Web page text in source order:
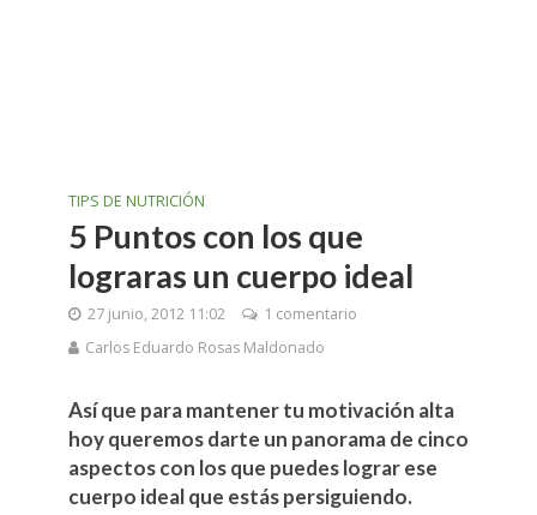
TIPS DE NUTRICIÓN
5 Puntos con los que
lograras un cuerpo ideal
27 junio, 2012 11:02
1 comentario
Carlos Eduardo Rosas Maldonado
Así que para mantener tu motivación alta
hoy queremos darte un panorama de cinco
aspectos con los que puedes lograr ese
cuerpo ideal que estás persiguiendo.